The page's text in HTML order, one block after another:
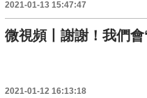
2021-01-13 15:47:47
微視頻丨謝謝！我們
2021-01-12 16:13:18